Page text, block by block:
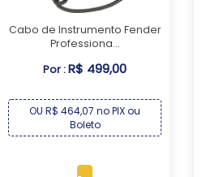
Cabo de Instrumento Fender
Professiona...
Por :R$ 499,00
OU R$ 464,07 no PIX ou
Boleto